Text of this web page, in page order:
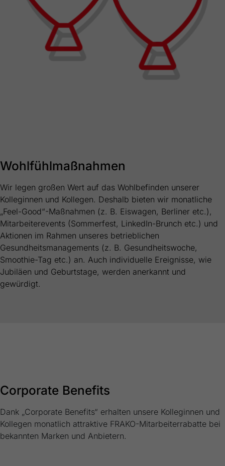
Wohlfühlmaßnahmen
Wir legen großen Wert auf das Wohlbefinden unserer
Kolleginnen und Kollegen. Deshalb bieten wir monatliche
„Feel-Good“-Maßnahmen (z. B. Eiswagen, Berliner etc.),
Mitarbeiterevents (Sommerfest, LinkedIn-Brunch etc.) und
Aktionen im Rahmen unseres betrieblichen
Gesundheitsmanagements (z. B. Gesundheitswoche,
Smoothie-Tag etc.) an. Auch individuelle Ereignisse, wie
Jubiläen und Geburtstage, werden anerkannt und
gewürdigt.
Corporate Benefits
Dank „Corporate Benefits“ erhalten unsere Kolleginnen und
Kollegen monatlich attraktive FRAKO-Mitarbeiterrabatte bei
bekannten Marken und Anbietern.